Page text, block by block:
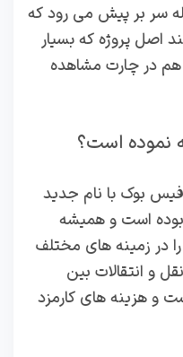
سر بر پیش می رود که
اصل پروژه که بسیار
در چارت مشاهده
نموده است؟
بوک با نام جدید
است و همیشه
در زمینه های مختلف
و انتقالات بین
و هزینه های کارمزد